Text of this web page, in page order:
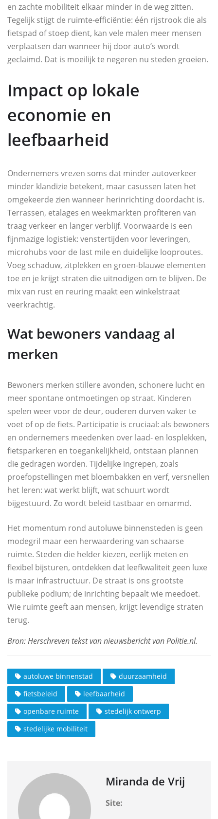
en zachte mobiliteit elkaar minder in de weg zitten.
Tegelijk stijgt de ruimte-efficiëntie: één rijstrook die als
fietspad of stoep dient, kan vele malen meer mensen
verplaatsen dan wanneer hij door auto’s wordt
geclaimd. Dat is moeilijk te negeren nu steden groeien.
Impact op lokale
economie en
leefbaarheid
Ondernemers vrezen soms dat minder autoverkeer
minder klandizie betekent, maar casussen laten het
omgekeerde zien wanneer herinrichting doordacht is.
Terrassen, etalages en weekmarkten profiteren van
traag verkeer en langer verblijf. Voorwaarde is een
fijnmazige logistiek: venstertijden voor leveringen,
microhubs voor de last mile en duidelijke looproutes.
Voeg schaduw, zitplekken en groen-blauwe elementen
toe en je krijgt straten die uitnodigen om te blijven. De
mix van rust en reuring maakt een winkelstraat
veerkrachtig.
Wat bewoners vandaag al
merken
Bewoners merken stillere avonden, schonere lucht en
meer spontane ontmoetingen op straat. Kinderen
spelen weer voor de deur, ouderen durven vaker te
voet of op de fiets. Participatie is cruciaal: als bewoners
en ondernemers meedenken over laad- en losplekken,
fietsparkeren en toegankelijkheid, ontstaan plannen
die gedragen worden. Tijdelijke ingrepen, zoals
proefopstellingen met bloembakken en verf, versnellen
het leren: wat werkt blijft, wat schuurt wordt
bijgestuurd. Zo wordt beleid tastbaar en omarmd.
Het momentum rond autoluwe binnensteden is geen
modegril maar een herwaardering van schaarse
ruimte. Steden die helder kiezen, eerlijk meten en
flexibel bijsturen, ontdekken dat leefkwaliteit geen luxe
is maar infrastructuur. De straat is ons grootste
publieke podium; de inrichting bepaalt wie meedoet.
Wie ruimte geeft aan mensen, krijgt levendige straten
terug.
autoluwe binnenstad
duurzaamheid
fietsbeleid
leefbaarheid
openbare ruimte
stedelijk ontwerp
stedelijke mobiliteit
Miranda de Vrij
Site: